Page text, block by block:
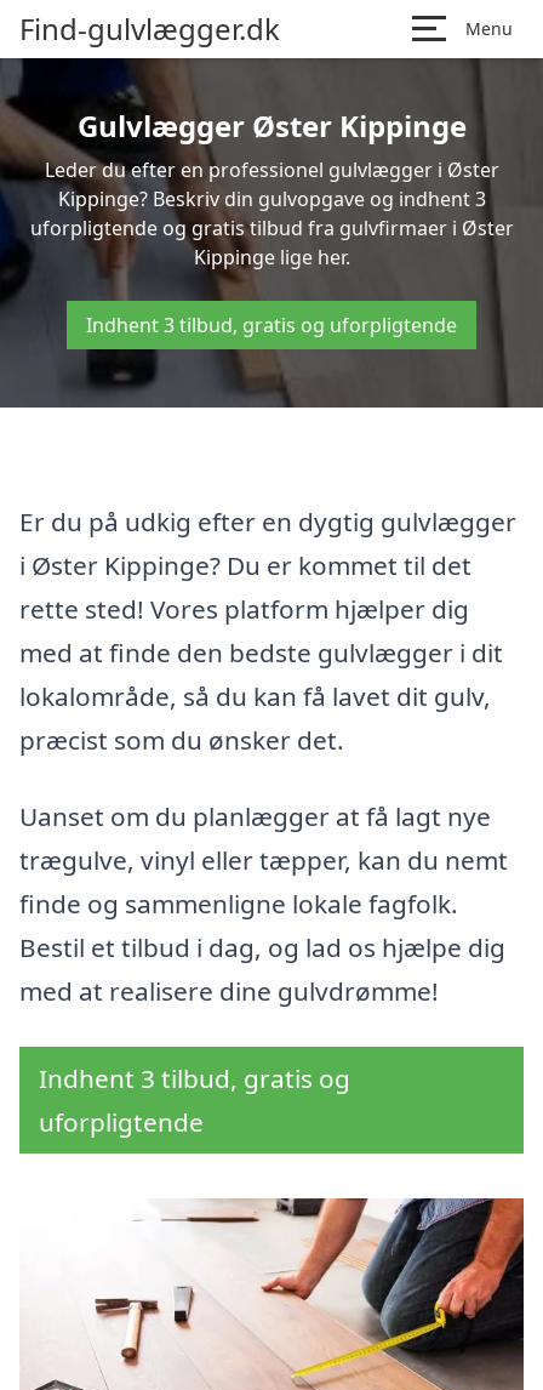
Find-gulvlægger.dk Menu
Gulvlægger Øster Kippinge
Leder du efter en professionel gulvlægger i Øster
Kippinge? Beskriv din gulvopgave og indhent 3
uforpligtende og gratis tilbud fra gulvfirmaer i Øster
Kippinge lige her.
Indhent 3 tilbud, gratis og uforpligtende
Er du på udkig efter en dygtig gulvlægger
i Øster Kippinge? Du er kommet til det
rette sted! Vores platform hjælper dig
med at finde den bedste gulvlægger i dit
lokalområde, så du kan få lavet dit gulv,
præcist som du ønsker det.
Uanset om du planlægger at få lagt nye
trægulve, vinyl eller tæpper, kan du nemt
finde og sammenligne lokale fagfolk.
Bestil et tilbud i dag, og lad os hjælpe dig
med at realisere dine gulvdrømme!
Indhent 3 tilbud, gratis og
uforpligtende